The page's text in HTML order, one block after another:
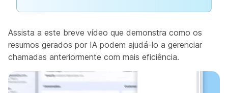
Assista a este breve vídeo que demonstra como os
resumos gerados por IA podem ajudá-lo a gerenciar
chamadas anteriormente com mais eficiência.